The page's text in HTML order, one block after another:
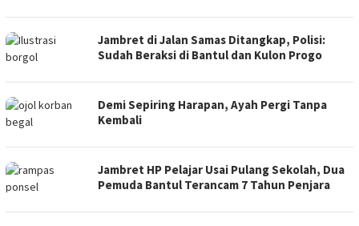
Jambret di Jalan Samas Ditangkap, Polisi:
Sudah Beraksi di Bantul dan Kulon Progo
Demi Sepiring Harapan, Ayah Pergi Tanpa
Kembali
Jambret HP Pelajar Usai Pulang Sekolah, Dua
Pemuda Bantul Terancam 7 Tahun Penjara